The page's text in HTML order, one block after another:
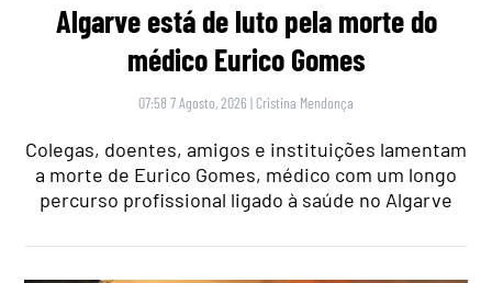
Algarve está de luto pela morte do
médico Eurico Gomes
07:58 7 Agosto, 2026 | Cristina Mendonça
Colegas, doentes, amigos e instituições lamentam
a morte de Eurico Gomes, médico com um longo
percurso profissional ligado à saúde no Algarve